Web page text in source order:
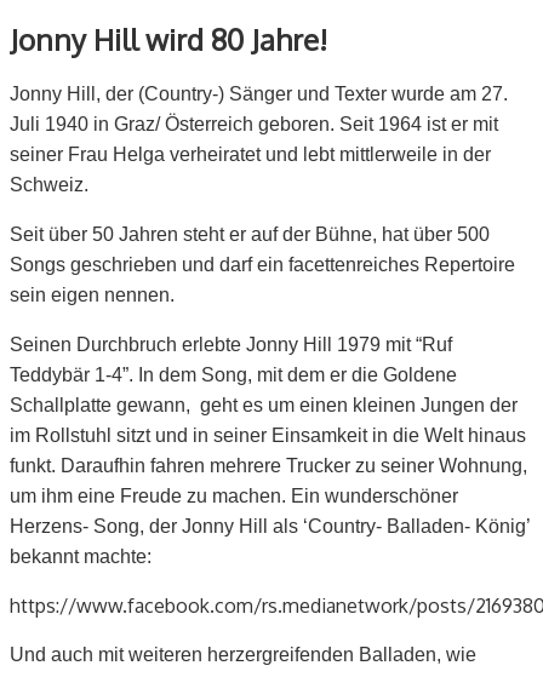
Jonny Hill wird 80 Jahre!
Jonny Hill, der (Country-) Sänger und Texter wurde am 27.
Juli 1940 in Graz/ Österreich geboren. Seit 1964 ist er mit
seiner Frau Helga verheiratet und lebt mittlerweile in der
Schweiz.
Seit über 50 Jahren steht er auf der Bühne, hat über 500
Songs geschrieben und darf ein facettenreiches Repertoire
sein eigen nennen.
Seinen Durchbruch erlebte Jonny Hill 1979 mit “Ruf
Teddybär 1-4”. In dem Song, mit dem er die Goldene
Schallplatte gewann, geht es um einen kleinen Jungen der
im Rollstuhl sitzt und in seiner Einsamkeit in die Welt hinaus
funkt. Daraufhin fahren mehrere Trucker zu seiner Wohnung,
um ihm eine Freude zu machen. Ein wunderschöner
Herzens- Song, der Jonny Hill als ‘Country- Balladen- König’
bekannt machte:
https://www.facebook.com/rs.medianetwork/posts/
Und auch mit weiteren herzergreifenden Balladen, wie